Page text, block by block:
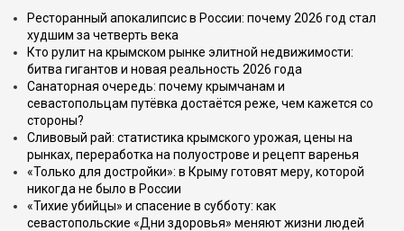
Ресторанный апокалипсис в России: почему 2026 год стал
худшим за четверть века
Кто рулит на крымском рынке элитной недвижимости:
битва гигантов и новая реальность 2026 года
Санаторная очередь: почему крымчанам и
севастопольцам путёвка достаётся реже, чем кажется со
стороны?
Сливовый рай: статистика крымского урожая, цены на
рынках, переработка на полуострове и рецепт варенья
«Только для достройки»: в Крыму готовят меру, которой
никогда не было в России
«Тихие убийцы» и спасение в субботу: как
севастопольские «Дни здоровья» меняют жизни людей